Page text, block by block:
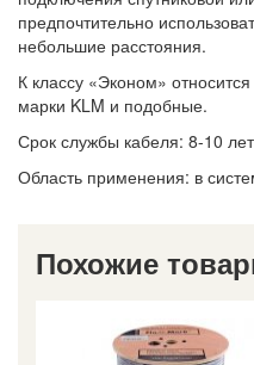
предпочтительно
небольшие расстояния.
К классу «Эконом»
марки KLM и подобные.
Срок службы кабеля: 8-10
Область применения: в
Похожие